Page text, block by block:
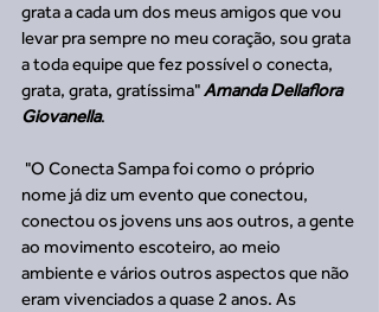
grata a cada um dos meus amigos que vou
levar pra sempre no meu coração, sou grata
a toda equipe que fez possível o conecta,
grata, grata, gratíssima" Amanda Dellaflora
Giovanella.
nome já diz um evento que conectou,
conectou os jovens uns aos outros, a gente
ao movimento escoteiro, ao meio
ambiente e vários outros aspectos que não
eram vivenciados a quase 2 anos. As